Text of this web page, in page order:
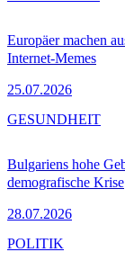
Europäer machen
Internet-Memes
25.07.2026
Bulgariens hohe
demografische Krise
28.07.2026
GESUNDHEIT
POLITIK